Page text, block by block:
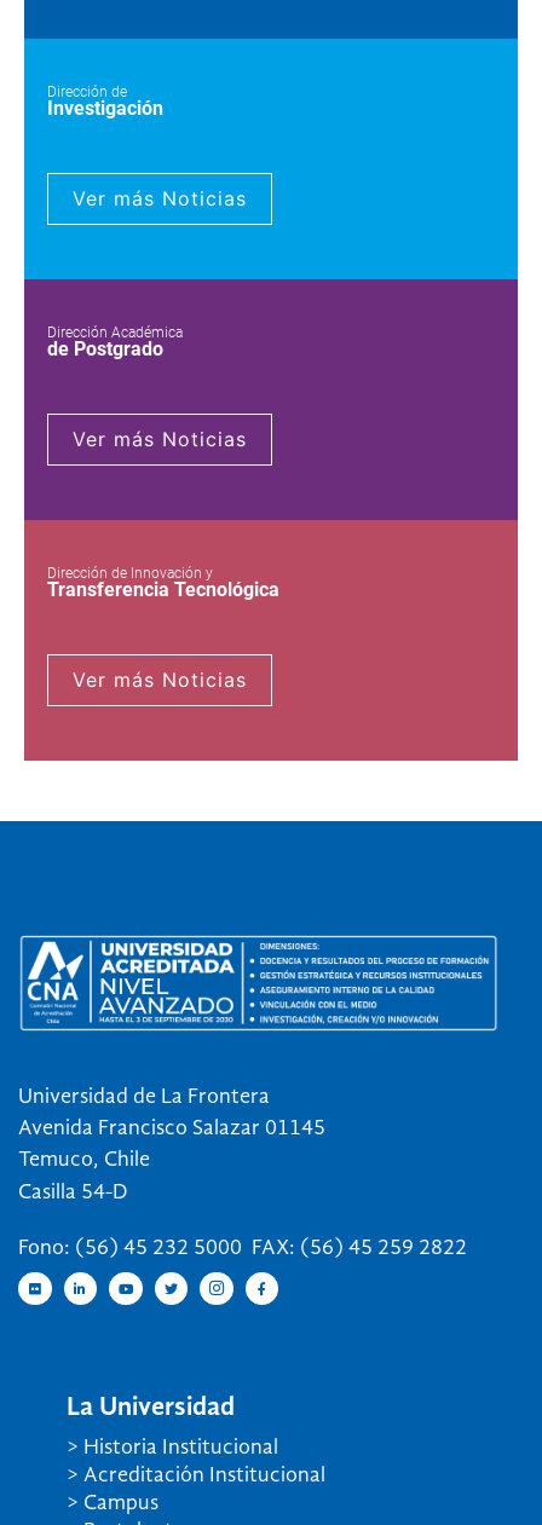
Dirección de
Investigación
Ver más Noticias
Dirección Académica
de Postgrado
Ver más Noticias
Dirección de Innovación y
Transferencia Tecnológica
Ver más Noticias
Universidad de La Frontera
Avenida Francisco Salazar 01145
Temuco, Chile
Casilla 54-D
Fono: (56) 45 232 5000 FAX: (56) 45 259 2822
La Universidad
> Historia Institucional
> Acreditación Institucional
> Campus